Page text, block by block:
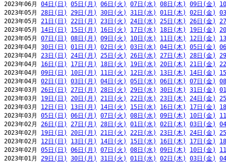
2023年06月 04日(日) 05日(月) 06日(火) 07日(水) 08日(木) 09日(金)
2023年05月 28日(日) 29日(月) 30日(火) 31日(水) 01日(木) 02日(金)
2023年05月 21日(日) 22日(月) 23日(火) 24日(水) 25日(木) 26日(金)
2023年05月 14日(日) 15日(月) 16日(火) 17日(水) 18日(木) 19日(金)
2023年05月 07日(日) 08日(月) 09日(火) 10日(水) 11日(木) 12日(金)
2023年04月 30日(日) 01日(月) 02日(火) 03日(水) 04日(木) 05日(金)
2023年04月 23日(日) 24日(月) 25日(火) 26日(水) 27日(木) 28日(金)
2023年04月 16日(日) 17日(月) 18日(火) 19日(水) 20日(木) 21日(金)
2023年04月 09日(日) 10日(月) 11日(火) 12日(水) 13日(木) 14日(金)
2023年04月 02日(日) 03日(月) 04日(火) 05日(水) 06日(木) 07日(金)
2023年03月 26日(日) 27日(月) 28日(火) 29日(水) 30日(木) 31日(金)
2023年03月 19日(日) 20日(月) 21日(火) 22日(水) 23日(木) 24日(金)
2023年03月 12日(日) 13日(月) 14日(火) 15日(水) 16日(木) 17日(金)
2023年03月 05日(日) 06日(月) 07日(火) 08日(水) 09日(木) 10日(金)
2023年02月 26日(日) 27日(月) 28日(火) 01日(水) 02日(木) 03日(金)
2023年02月 19日(日) 20日(月) 21日(火) 22日(水) 23日(木) 24日(金)
2023年02月 12日(日) 13日(月) 14日(火) 15日(水) 16日(木) 17日(金)
2023年02月 05日(日) 06日(月) 07日(火) 08日(水) 09日(木) 10日(金)
2023年01月 29日(日) 30日(月) 31日(火) 01日(水) 02日(木) 03日(金)